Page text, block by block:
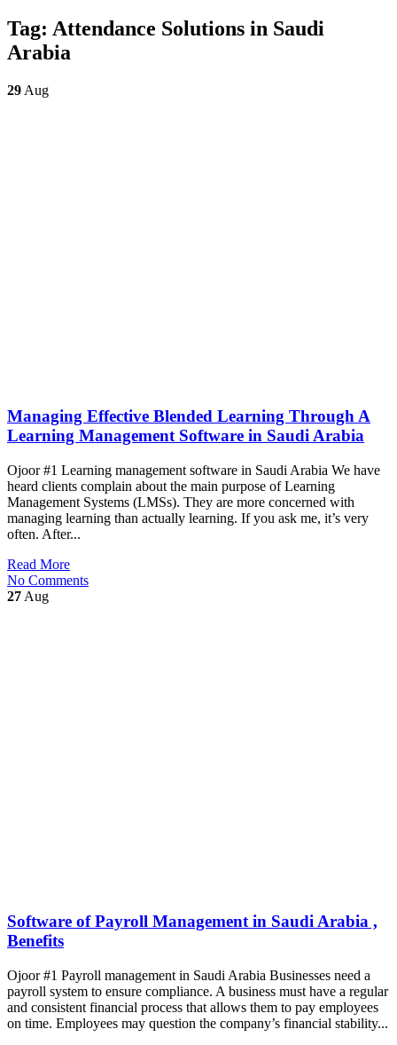
Tag: Attendance Solutions in Saudi
Arabia
29 Aug
Managing Effective Blended Learning Through A
Learning Management Software in Saudi Arabia
Ojoor #1 Learning management software in Saudi Arabia We have
heard clients complain about the main purpose of Learning
Management Systems (LMSs). They are more concerned with
managing learning than actually learning. If you ask me, it’s very
often. After...
Read More
No Comments
27 Aug
Software of Payroll Management in Saudi Arabia ,
Benefits
Ojoor #1 Payroll management in Saudi Arabia Businesses need a
payroll system to ensure compliance. A business must have a regular
and consistent financial process that allows them to pay employees
on time. Employees may question the company’s financial stability...